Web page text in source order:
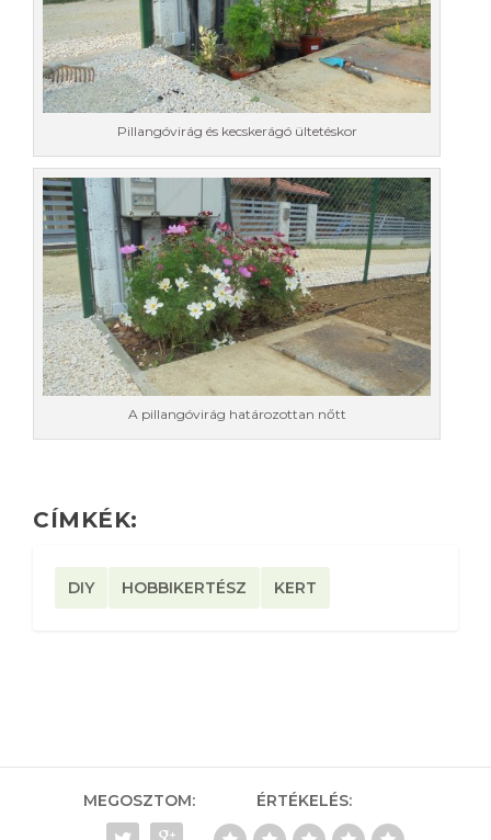
Pillangóvirág és kecskerágó ültetéskor
A pillangóvirág határozottan nőtt
CÍMKÉK:
DIY HOBBIKERTÉSZ KERT
MEGOSZTOM: ÉRTÉKELÉS: